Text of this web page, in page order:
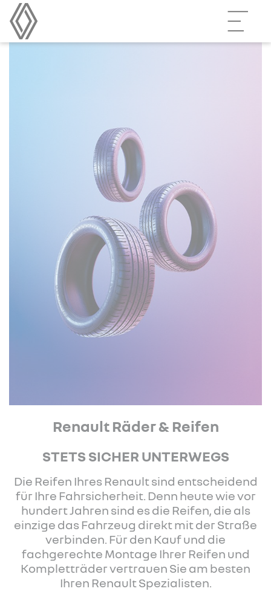
Renault Räder & Reifen
STETS SICHER UNTERWEGS
Die Reifen Ihres Renault sind entscheidend
für Ihre Fahrsicherheit. Denn heute wie vor
hundert Jahren sind es die Reifen, die als
einzige das Fahrzeug direkt mit der Straße
verbinden. Für den Kauf und die
fachgerechte Montage Ihrer Reifen und
Kompletträder vertrauen Sie am besten
Ihren Renault Spezialisten.